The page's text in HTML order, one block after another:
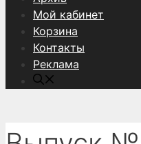
Мой кабинет
Корзина
Контакты
Реклама